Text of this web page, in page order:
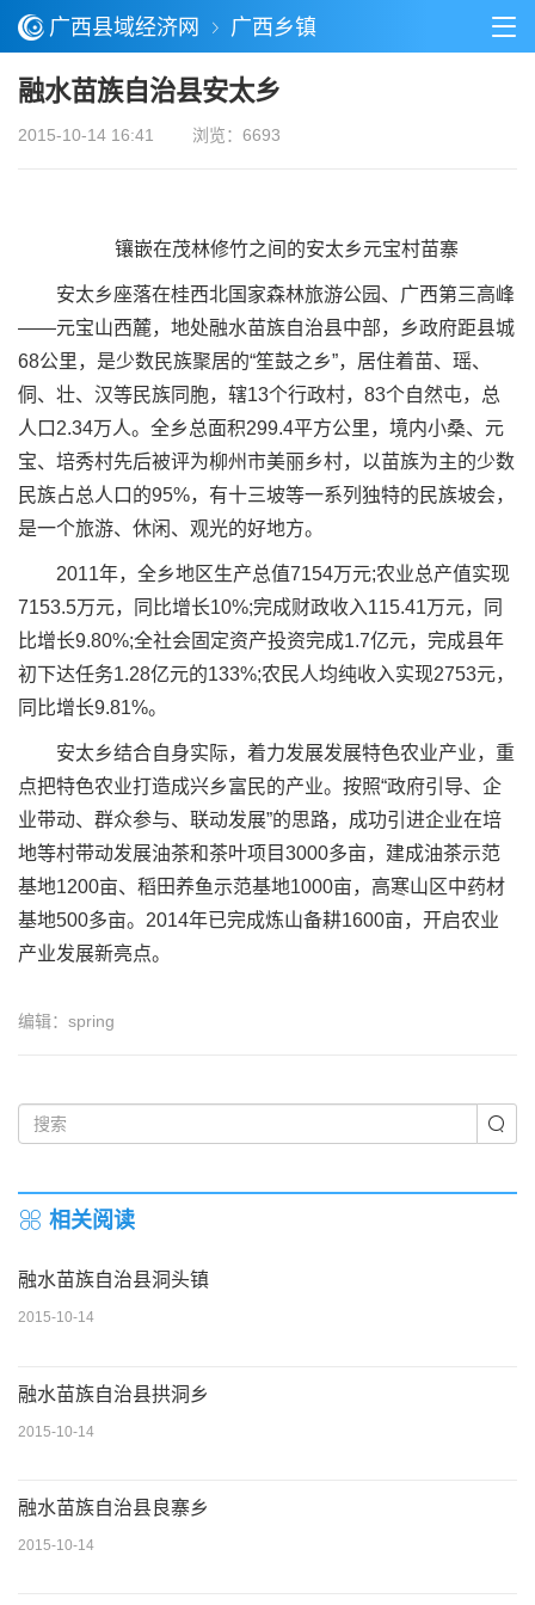
广西县域经济网 广西乡镇
融水苗族自治县安太乡
2015-10-14 16:41 浏览：6693
镶嵌在茂林修竹之间的安太乡元宝村苗寨
安太乡座落在桂西北国家森林旅游公园、广西第三高峰
——元宝山西麓，地处融水苗族自治县中部，乡政府距县城
68公里，是少数民族聚居的“笙鼓之乡”，居住着苗、瑶、
侗、壮、汉等民族同胞，辖13个行政村，83个自然屯，总
人口2.34万人。全乡总面积299.4平方公里，境内小桑、元
宝、培秀村先后被评为柳州市美丽乡村，以苗族为主的少数
民族占总人口的95%，有十三坡等一系列独特的民族坡会，
是一个旅游、休闲、观光的好地方。
2011年，全乡地区生产总值7154万元;农业总产值实现
7153.5万元，同比增长10%;完成财政收入115.41万元，同
比增长9.80%;全社会固定资产投资完成1.7亿元，完成县年
初下达任务1.28亿元的133%;农民人均纯收入实现2753元，
同比增长9.81%。
安太乡结合自身实际，着力发展发展特色农业产业，重
点把特色农业打造成兴乡富民的产业。按照“政府引导、企
业带动、群众参与、联动发展”的思路，成功引进企业在培
地等村带动发展油茶和茶叶项目3000多亩，建成油茶示范
基地1200亩、稻田养鱼示范基地1000亩，高寒山区中药材
基地500多亩。2014年已完成炼山备耕1600亩，开启农业
产业发展新亮点。
编辑：spring
相关阅读
融水苗族自治县洞头镇
2015-10-14
融水苗族自治县拱洞乡
2015-10-14
融水苗族自治县良寨乡
2015-10-14